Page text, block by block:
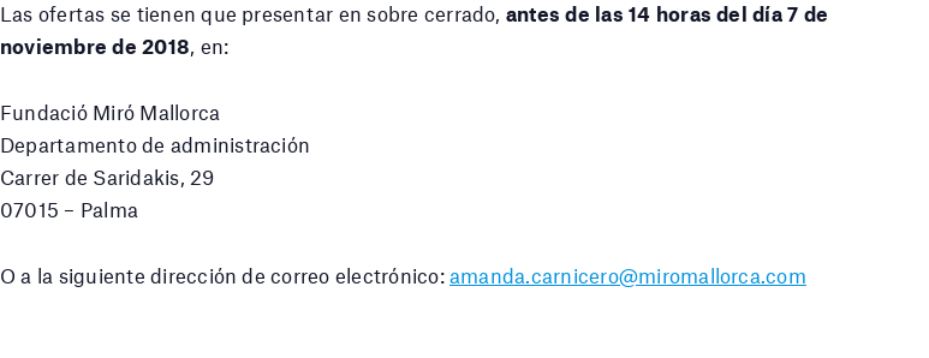
Las ofertas se tienen que presentar en sobre cerrado, antes de las 14 horas del día 7 de
noviembre de 2018, en:
Fundació Miró Mallorca
Departamento de administración
Carrer de Saridakis, 29
07015 – Palma
O a la siguiente dirección de correo electrónico: amanda.carnicero@miromallorca.com